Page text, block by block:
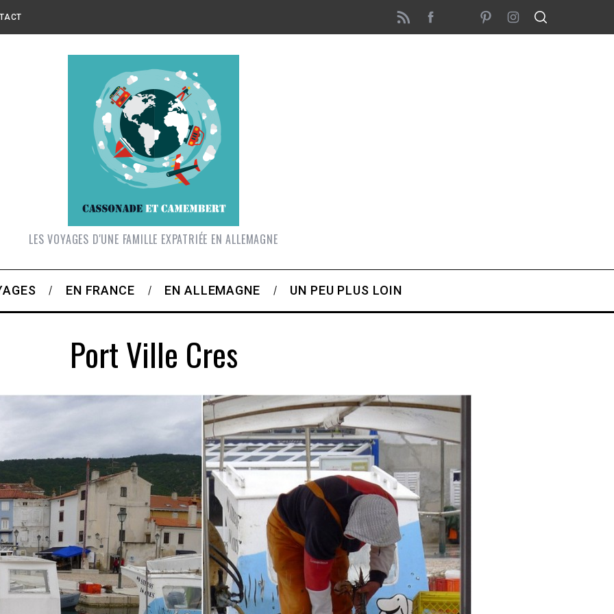
LES VOYAGES D'UNE FAMILLE EXPATRIÉE EN ALLEMAGNE
EN FRANCE EN ALLEMAGNE UN PEU PLUS LOIN
Port Ville Cres